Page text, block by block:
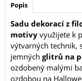
Popis
Sadu dekorací z
motivy využijete k
výtvarných technik,
jemných glitrů na
ozdobený malými
ozdobou na